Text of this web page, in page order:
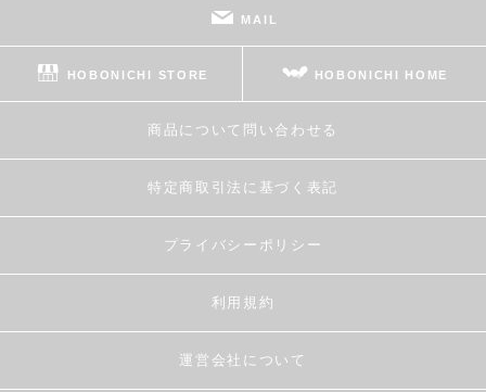
MAIL
HOBONICHI STORE HOBONICHI HOME
商品について問い合わせる
特定商取引法に基づく表記
プライバシーポリシー
利用規約
運営会社について